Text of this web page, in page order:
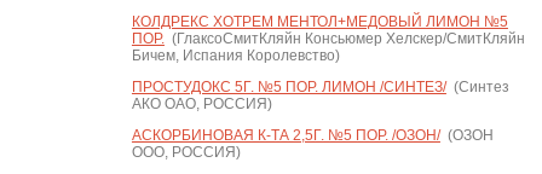
КОЛДРЕКС ХОТРЕМ МЕНТОЛ+МЕДОВЫЙ ЛИМОН №5
ПОР.(ГлаксоСмитКляйн Консьюмер Хелскер/СмитКляйн
Бичем, Испания Королевство)
ПРОСТУДОКС 5Г. №5 ПОР. ЛИМОН /СИНТЕЗ/(Синтез
АКО ОАО, РОССИЯ)
АСКОРБИНОВАЯ К-ТА 2,5Г. №5 ПОР. /ОЗОН/(ОЗОН
ООО, РОССИЯ)